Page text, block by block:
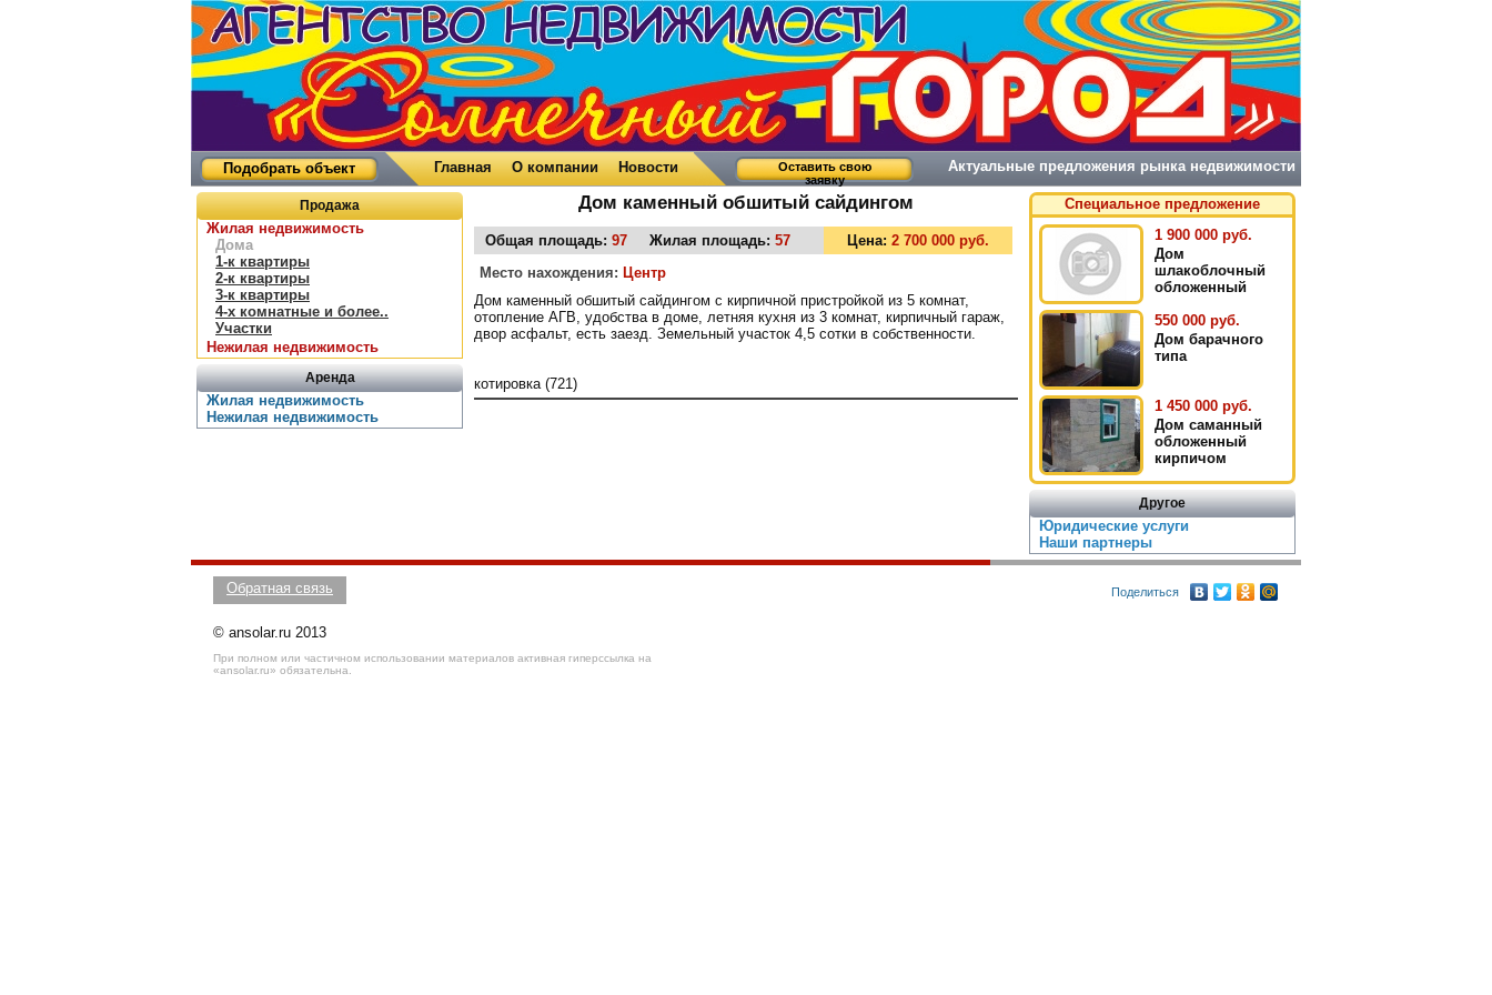
Подобрать объект Главная О компании Новости
Оставить свою
заявку
Актуальные предложения рынка недвижимости
Продажа
Жилая недвижимость
Дома
1-к квартиры
2-к квартиры
3-к квартиры
4-х комнатные и более..
Участки
Нежилая недвижимость
Аренда
Жилая недвижимость
Нежилая недвижимость
Дом каменный обшитый сайдингом
Общая площадь: 97 Жилая площадь: 57 Цена: 2 700 000 руб.
Место нахождения: Центр
Дом каменный обшитый сайдингом с кирпичной пристройкой из 5 комнат,
отопление АГВ, удобства в доме, летняя кухня из 3 комнат, кирпичный гараж,
двор асфальт, есть заезд. Земельный участок 4,5 сотки в собственности.
котировка (721)
Специальное предложение
1 900 000 руб.
Дом
шлакоблочный
обложенный
550 000 руб.
Дом барачного
типа
1 450 000 руб.
Дом саманный
обложенный
кирпичом
Другое
Юридические услуги
Наши партнеры
Обратная связь Поделиться
© ansolar.ru 2013
При полном или частичном использовании материалов активная гиперссылка на
«ansolar.ru» обязательна.